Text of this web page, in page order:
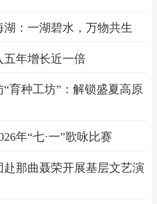
湖：一湖碧水，万物共生
年增长近一倍
“育种工坊”：解锁盛夏高原
年“七·一”歌咏比赛
那曲聂荣开展基层文艺演